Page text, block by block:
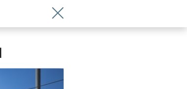
Wróć do artykułu Kultowe wagony